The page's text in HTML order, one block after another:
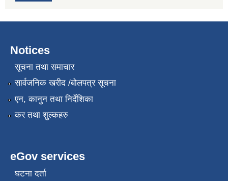
Notices
सूचना तथा समाचार
सार्वजनिक खरीद /बोलपत्र सूचना
एन, कानुन तथा निर्देशिका
कर तथा शुल्कहरु
eGov services
घटना दर्ता